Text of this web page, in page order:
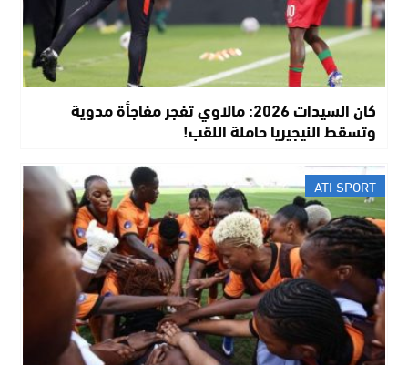
كان السيدات 2026: مالاوي تفجر مفاجأة مدوية
وتسقط النيجيريا حاملة اللقب!
ATI SPORT